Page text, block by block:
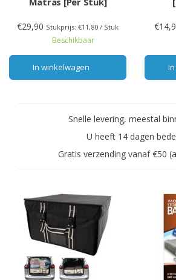
€29,90 Stukprijs: €11,80 / Stuk
Beschikbaar
In winkelwagen
Snelle levering, meestal
U heeft 14 dagen
Gratis verzending vanaf €50